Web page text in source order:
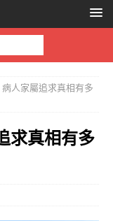
人家屬追求真相有多
求真相有多